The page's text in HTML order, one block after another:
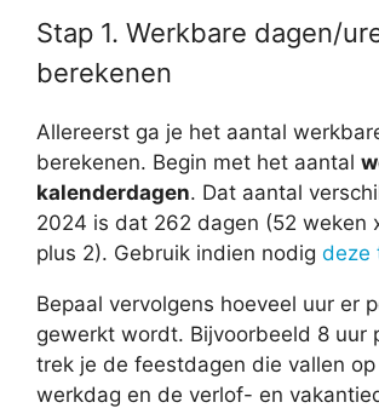
Stap 1. Werkbare dagen/
berekenen
Allereerst ga je het aantal
berekenen. Begin met het aantal
kalenderdagen. Dat aantal
2024 is dat 262 dagen (52 weken
plus 2). Gebruik indien nodig deze
Bepaal vervolgens hoeveel uur er
gewerkt wordt. Bijvoorbeeld 8 uur
trek je de feestdagen die vallen op
werkdag en de verlof- en